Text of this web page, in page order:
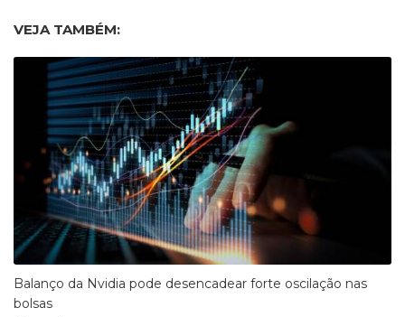
VEJA TAMBÉM:
Balanço da Nvidia pode desencadear forte oscilação nas
bolsas